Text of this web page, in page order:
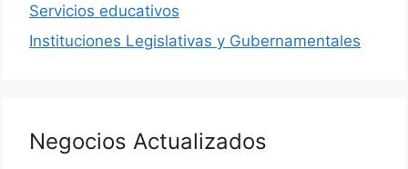
Servicios educativos
Instituciones Legislativas y Gubernamentales
Negocios Actualizados